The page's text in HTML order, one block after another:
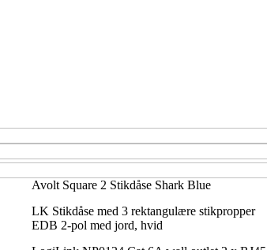
Avolt Square 2 Stikdåse Shark Blue
LK Stikdåse med 3 rektangulære stikpropper
EDB 2-pol med jord, hvid